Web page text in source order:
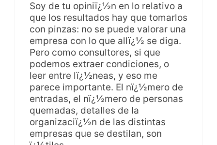
Soy de tu opiniï¿½n en lo relativo a
que los resultados hay que tomarlos
con pinzas: no se puede valorar una
empresa con lo que allï¿½ se diga.
Pero como consultores, si que
podemos extraer condiciones, o
leer entre lï¿½neas, y eso me
parece importante. El nï¿½mero de
entradas, el nï¿½mero de personas
quemadas, detalles de la
organizaciï¿½n de las distintas
empresas que se destilan, son